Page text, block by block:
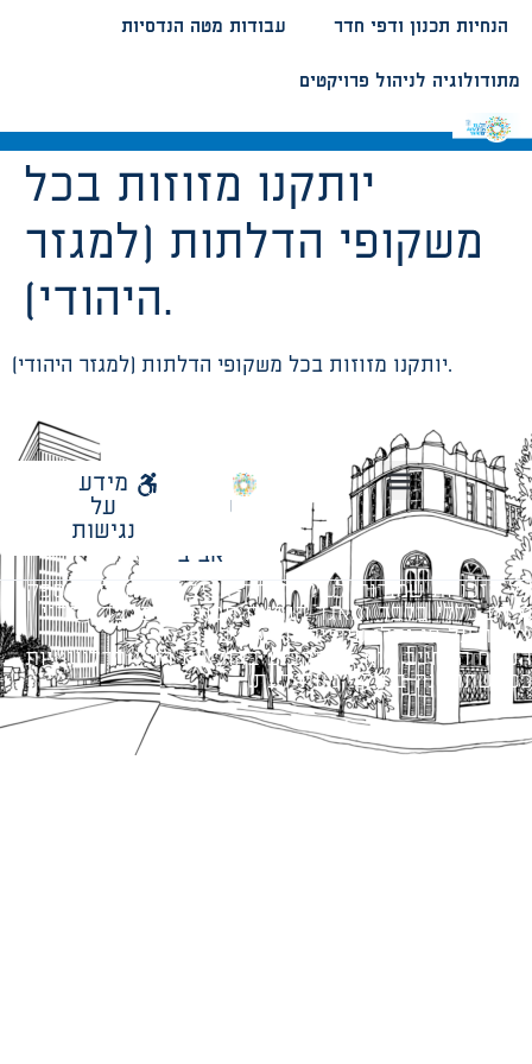
עבודות מטה הנדסיות הנחיות תכנון ודפי חדר
מתודולוגיה לניהול פרויקטים
יותקנו מזוזות בכל
משקופי הדלתות (למגזר
היהודי).
יותקנו מזוזות בכל משקופי הדלתות (למגזר היהודי).
עיריית
אביב
מידע
על
נגישות
כל הזכויות שמורות לעיריית תל-אביב-יפו. האתר מספק
מידע כללי בלבד ומאגד הנחיות תכנוניות בלבד למבני
ציבור על פי נהלי עיריית תל אביב-יפו.
הנוסח המחייב הוא זה הקבוע בהוראות הדין הרלוונטיות
כפי שתהיינה בתוקף מעת לעת.